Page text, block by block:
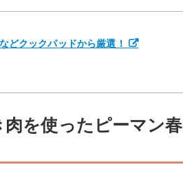
どクックパッドから厳選！
肉を使ったピーマン春